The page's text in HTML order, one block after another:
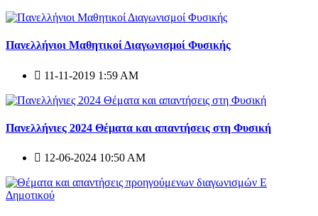
Πανελλήνιοι Μαθητικοί Διαγωνισμοί Φυσικής
11-11-2019 1:59 AM
Πανελλήνιες 2024 Θέματα και απαντήσεις στη Φυσική
12-06-2024 10:50 AM